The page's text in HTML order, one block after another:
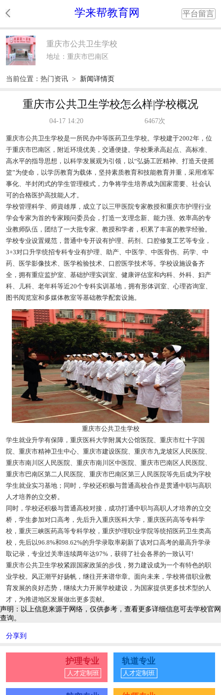
学来帮教育网 平台留言
重庆市公共卫生学校
地址：重庆市巴南区
当前位置： 热门资讯 > 新闻详情页
重庆市公共卫生学校怎么样|学校概况
04-17 14:20 6467次
重庆市公共卫生学校是一所民办中等医药卫生学校。学校建于2002年，位
于重庆市巴南区，附近环境优美，交通便捷。学校秉承高起点、高标准、
高水平的指导思想，以科学发展观为引领，以“弘扬工匠精神、打造天使摇
篮”为使命，以学历教育为载体，坚持素质教育和技能教育并重，采用准军
事化、半封闭式的学生管理模式，力争将学生培养成为国家需要、社会认
可的合格医护高技能人才。
学校管理科学、师資雄厚，成立了以三甲医院专家教授和重庆市护理行业
学会专家为首的专家顾问委员会，打造一支理念新、能力强、效率高的专
业教师队伍，团结了一大批专家、教授和学者，积累了丰富的教学经验。
学校专业设置规范，普通中专开设有护理、药剂、口腔修复工艺等专业，
3+3对口升学统招专科专业有护理、助产、中医学、中医骨伤、药学、中
药、医学影像技术、医学检验技术、口腔医学技术等。学校设施设备齐
全，拥有重症监护室、基础护理实训室、健康评估室和内科、外科、妇产
科、儿科、老年科等近20个专科实训基地，拥有形体训室、心理咨询室、
图书阅览室和多媒体教室等基础教学配套设施。
重庆市公共卫生学校
学生就业升学有保障，重庆医科大学附属大公馆医院、重庆市红十字国
院、重庆市精神卫生中心、重庆市建设医院、重庆市九龙坡区人民医院、
重庆市南川区人民医院、重庆市南川区中医院、重庆市巴南区人民医院、
重庆市巴南区第二人民医院、重庆市巴南区第三人民医院等先后成为字校
学生就业实习基地；同时，学校还积极与普通高校合作是贯通中职与高职
人才培养的立交桥。
同时，学校还积极与普通高校对接，成功打通中职与高职人才培养的立交
桥，学生参加对口高考，先后升入重庆医科大学，重庆医药高等专科学
校，重庆三峡医药高等专科学校，重庆护理职业学院等统招医药卫生类高
校，先后以96.8%和98.62%的升学录取率刷新了该对口高考的最高升学录
取记录，专业过关率连续两年达97%，获得了社会各界的一致认可!
重庆市公共卫生学校紧跟国家政策的步伐，努力建设成为一个有特色的职
业学校。风正潮平好扬帆，继往开来谱华章。面向未来，学校将借职业教
育发展的良好态势，继续大力开展学校建设，为国家提供更多技术型的人
才，为推进地区发展做出更多贡献。
声明：以上信息来源于网络，仅供参考，查看更多详细信息可去学校官网
查询。
分享到
护理专业
人才定制班
轨道专业
人才定制班